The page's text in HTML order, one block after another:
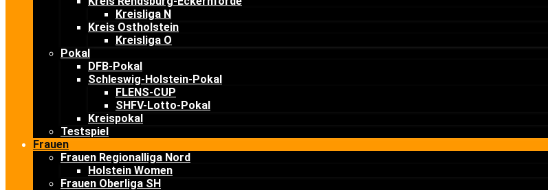
Kreisliga N
Kreis Ostholstein
Kreisliga O
Pokal
DFB-Pokal
Schleswig-Holstein-Pokal
FLENS-CUP
SHFV-Lotto-Pokal
Kreispokal
Testspiel
Frauen
Frauen Regionalliga Nord
Holstein Women
Frauen Oberliga SH